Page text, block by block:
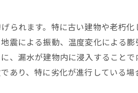
られます。特に古い建物や老朽
による振動、温度変化による
、漏水が建物内に浸入すること
り、特に劣化が進行している場